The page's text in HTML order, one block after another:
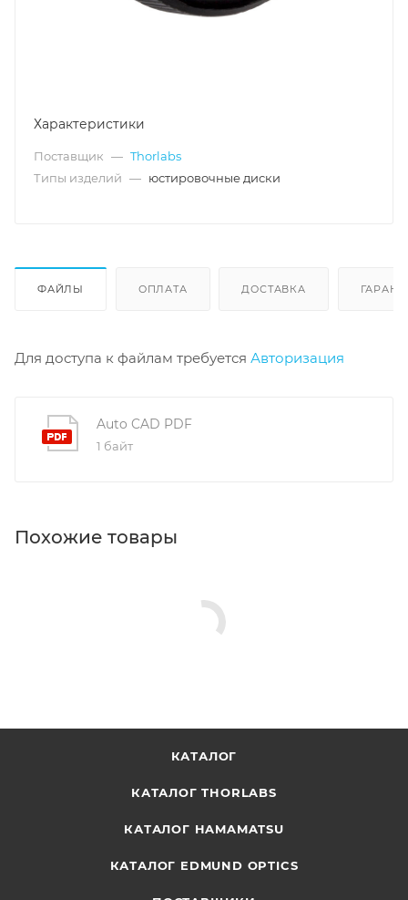
Характеристики
Поставщик — Thorlabs
Типы изделий — юстировочные диски
ФАЙЛЫ ОПЛАТА ДОСТАВКА
Для доступа к файлам требуется Авторизация
Auto CAD PDF
1 байт
Похожие товары
КАТАЛОГ
КАТАЛОГ THORLABS
КАТАЛОГ HAMAMATSU
КАТАЛОГ EDMUND OPTICS